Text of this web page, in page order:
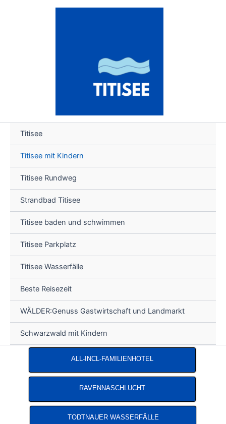
Titisee
Titisee mit Kindern
Titisee Rundweg
Strandbad Titisee
Titisee baden und schwimmen
Titisee Parkplatz
Titisee Wasserfälle
Beste Reisezeit
WÄLDER:Genuss Gastwirtschaft und Landmarkt
Schwarzwald mit Kindern
ALL-INCL-FAMILIENHOTEL
RAVENNASCHLUCHT
TODTNAUER WASSERFÄLLE